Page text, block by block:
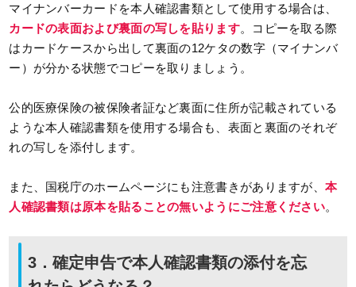
マイナンバーカードを本人確認書類として使用する場合は、
カードの表面および裏面の写しを貼ります。コピーを取る際
はカードケースから出して裏面の12ケタの数字（マイナンバ
ー）が分かる状態でコピーを取りましょう。
公的医療保険の被保険者証など裏面に住所が記載されている
ような本人確認書類を使用する場合も、表面と裏面のそれぞ
れの写しを添付します。
また、国税庁のホームページにも注意書きがありますが、本
人確認書類は原本を貼ることの無いようにご注意ください。
3．確定申告で本人確認書類の添付を忘